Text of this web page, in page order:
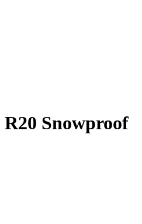
R20 Snowproof